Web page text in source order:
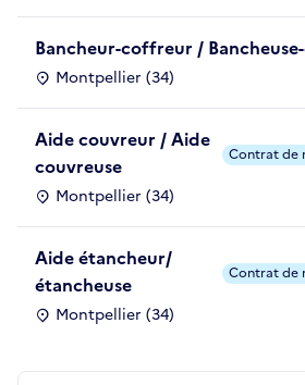
Bancheur-coffreur /
Montpellier (34)
Aide couvreur / Aide
couvreuse
Montpellier (34)
Contrat de
Aide étancheur/
étancheuse
Montpellier (34)
Contrat de